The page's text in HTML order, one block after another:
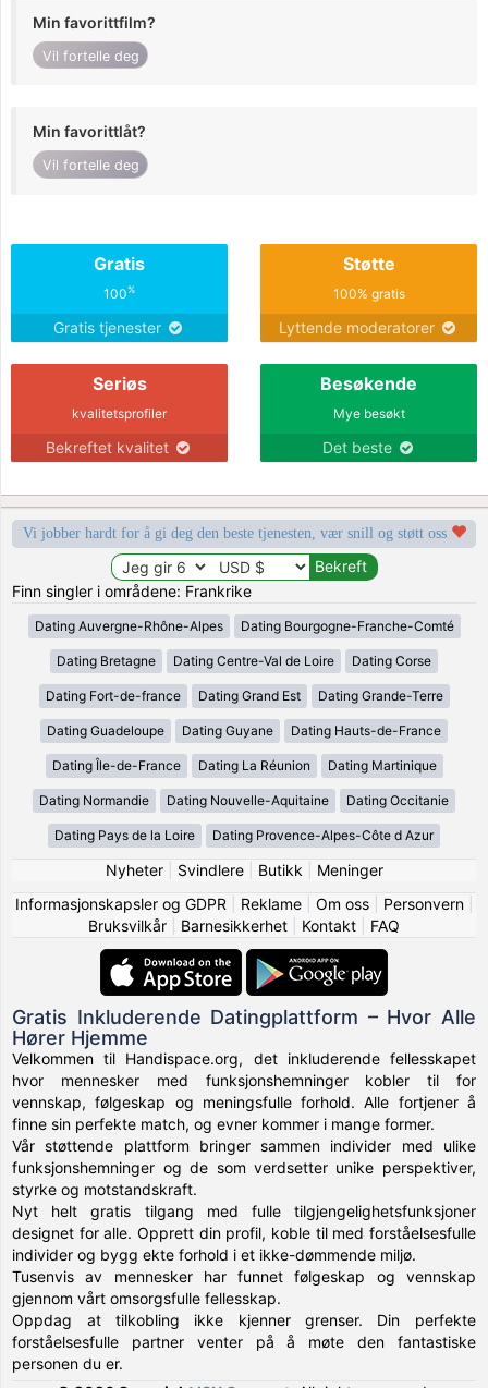
Min favorittfilm?
Vil fortelle deg
Min favorittlåt?
Vil fortelle deg
Gratis
100%
Gratis tjenester
Støtte
100% gratis
Lyttende moderatorer
Seriøs
kvalitetsprofiler
Bekreftet kvalitet
Besøkende
Mye besøkt
Det beste
Vi jobber hardt for å gi deg den beste tjenesten, vær snill og støtt oss
Finn singler i områdene: Frankrike
Dating Auvergne-Rhône-Alpes Dating Bourgogne-Franche-Comté
Dating Bretagne Dating Centre-Val de Loire Dating Corse
Dating Fort-de-france Dating Grand Est Dating Grande-Terre
Dating Guadeloupe Dating Guyane Dating Hauts-de-France
Dating Île-de-France Dating La Réunion Dating Martinique
Dating Normandie Dating Nouvelle-Aquitaine Dating Occitanie
Dating Pays de la Loire Dating Provence-Alpes-Côte d Azur
Nyheter| Svindlere| Butikk
Meninger
Informasjonskapsler og GDPR
Reklame| Om oss| Personvern|
Bruksvilkår
Barnesikkerhet Kontakt FAQ
Gratis Inkluderende Datingplattform – Hvor Alle
Hører Hjemme
Velkommen til Handispace.org, det inkluderende fellesskapet
hvor mennesker med funksjonshemninger kobler til for
vennskap, følgeskap og meningsfulle forhold. Alle fortjener å
finne sin perfekte match, og evner kommer i mange former.
Vår støttende plattform bringer sammen individer med ulike
funksjonshemninger og de som verdsetter unike perspektiver,
styrke og motstandskraft.
Nyt helt gratis tilgang med fulle tilgjengelighetsfunksjoner
designet for alle. Opprett din profil, koble til med forståelsesfulle
individer og bygg ekte forhold i et ikke-dømmende miljø.
Tusenvis av mennesker har funnet følgeskap og vennskap
gjennom vårt omsorgsfulle fellesskap.
Oppdag at tilkobling ikke kjenner grenser. Din perfekte
forståelsesfulle partner venter på å møte den fantastiske
personen du er.